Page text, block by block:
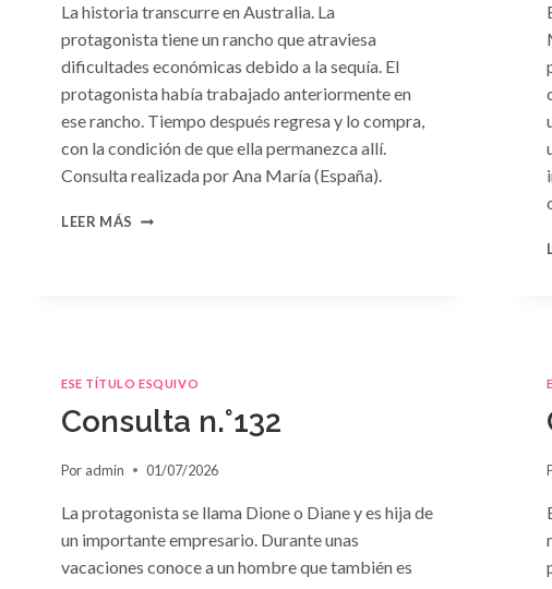
La historia transcurre en Australia. La
protagonista tiene un rancho que atraviesa
dificultades económicas debido a la sequía. El
protagonista había trabajado anteriormente en
ese rancho. Tiempo después regresa y lo compra,
con la condición de que ella permanezca allí.
Consulta realizada por Ana María (España).
LEER MÁS CONSULTA
ESE TÍTULO ESQUIVO
Consulta n.°132
Por admin 01/07/2026
La protagonista se llama Dione o Diane y es hija de
un importante empresario. Durante unas
vacaciones conoce a un hombre que también es